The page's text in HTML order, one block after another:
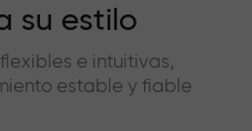
su estilo
e intuitivas,
estable y fiable